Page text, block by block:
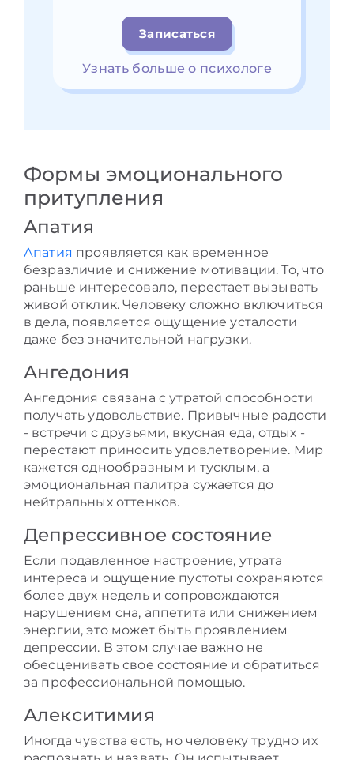
Записаться
Узнать больше о психологе
Формы эмоционального
притупления
Апатия
Апатия проявляется как временное
безразличие и снижение мотивации. То, что
раньше интересовало, перестает вызывать
живой отклик. Человеку сложно включиться
в дела, появляется ощущение усталости
даже без значительной нагрузки.
Ангедония
Ангедония связана с утратой способности
получать удовольствие. Привычные радости
- встречи с друзьями, вкусная еда, отдых -
перестают приносить удовлетворение. Мир
кажется однообразным и тусклым, а
эмоциональная палитра сужается до
нейтральных оттенков.
Депрессивное состояние
Если подавленное настроение, утрата
интереса и ощущение пустоты сохраняются
более двух недель и сопровождаются
нарушением сна, аппетита или снижением
энергии, это может быть проявлением
депрессии. В этом случае важно не
обесценивать свое состояние и обратиться
за профессиональной помощью.
Алекситимия
Иногда чувства есть, но человеку трудно их